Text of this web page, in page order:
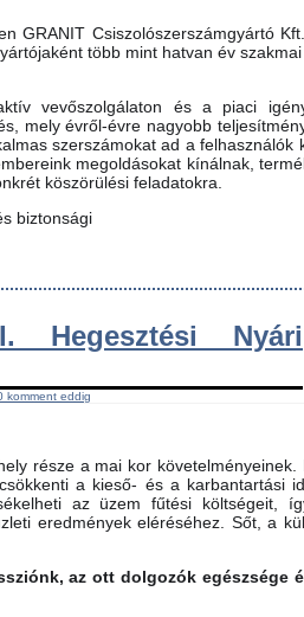
GRANIT Csiszolószerszámgyártó
több mint hatvan év
vevőszolgálaton és a piaci
mely évről-évre nagyobb
szerszámokat ad a felhasználók
megoldásokat kínálnak,
köszörülési feladatokra.
biztonsági
Hegesztési Nyári
komment eddig
része a mai kor követelményeinek.
a kieső- és a karbantartási
az üzem fűtési költségeit,
eredmények eléréséhez. Sőt, a
az ott dolgozók egészsége